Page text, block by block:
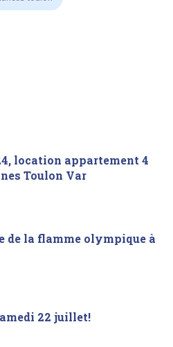
location appartement 4
Toulon Var
de la flamme olympique à
22 juillet!